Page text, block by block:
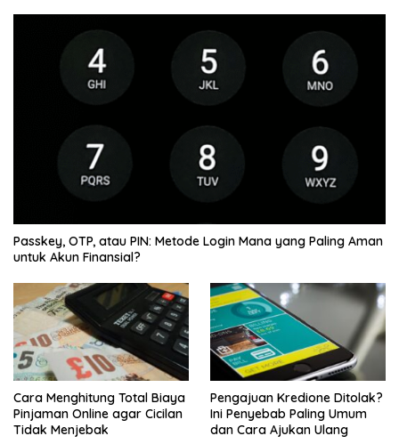
Passkey, OTP, atau PIN: Metode Login Mana yang Paling Aman
untuk Akun Finansial?
Cara Menghitung Total Biaya
Pinjaman Online agar Cicilan
Tidak Menjebak
Pengajuan Kredione Ditolak?
Ini Penyebab Paling Umum
dan Cara Ajukan Ulang